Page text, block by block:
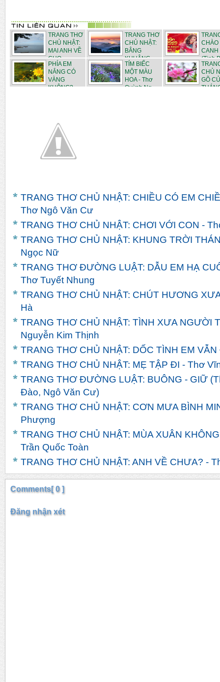
TRANG THƠ
CHỦ NHẬT:
MAI ANH VỀ
CHO ...
TRANG THƠ
CHỦ NHẬT:
BÂNG
KHUÂNG
NHỮ...
CHÀO
CANH
(Tịnh
PHÍA EM
NẮNG CÓ
VÀNG
KHÔNG? -
TÍM BIẾC
MỘT MÀU
HOA - Thơ
Quỳnh Ng...
CHỦ
GÕ
TRANG THƠ CHỦ NHẬT: CHIỀU CÓ EM
Thơ Ngô Văn Cư
TRANG THƠ CHỦ NHẬT: CHƠI VỚI CON -
TRANG THƠ CHỦ NHẬT: KHUNG TRỜI
Ngọc Nữ
TRANG THƠ ĐƯỜNG LUẬT: DẪU EM HẠ
Thơ Tuyết Nhung
TRANG THƠ CHỦ NHẬT: CHÚT HƯƠNG
Hà
TRANG THƠ CHỦ NHẬT: TÌNH XƯA NGƯỜI
Nguyễn Kim Thịnh
TRANG THƠ CHỦ NHẬT: DỐC TÌNH EM
TRANG THƠ CHỦ NHẬT: MẸ TẬP ĐI - Thơ
TRANG THƠ ĐƯỜNG LUẬT: BUÔNG - GIỮ
Đào, Ngô Văn Cư)
TRANG THƠ CHỦ NHẬT: CƠN MƯA BÌNH
Phượng
TRANG THƠ CHỦ NHẬT: MÙA XUÂN
Trần Quốc Toàn
TRANG THƠ CHỦ NHẬT: ANH VỀ CHƯA? -
Comments[ 0 ]
Đăng nhận xét